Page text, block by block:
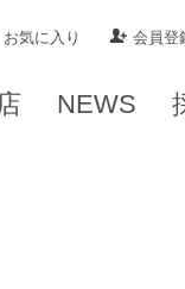
お気に入り 会員登
NEWS